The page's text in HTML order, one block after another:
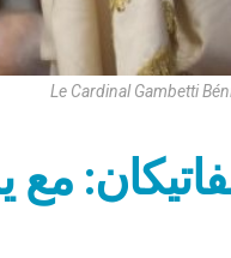
Le Cardinal Gambetti